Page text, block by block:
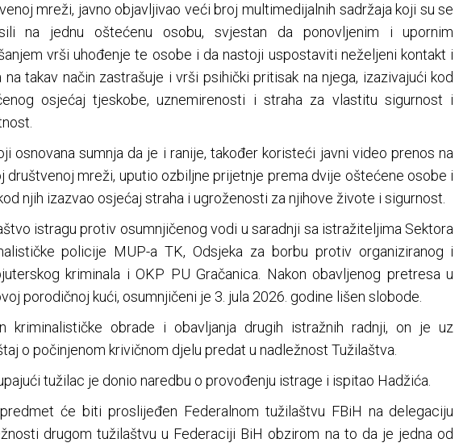
mreži, javno objavljivao veći broj multimedijalnih sadržaja koji su se
na jednu oštećenu osobu, svjestan da ponovljenim i upornim
vrši uhođenje te osobe i da nastoji uspostaviti neželjeni kontakt i
na takav način zastrašuje i vrši psihički pritisak na njega, izazivajući kod
osjećaj tjeskobe, uznemirenosti i straha za vlastitu sigurnost i
osnovana sumnja da je i ranije, također koristeći javni video prenos na
društvenoj mreži, uputio ozbiljne prijetnje prema dvije oštećene osobe i
njih izazvao osjećaj straha i ugroženosti za njihove živote i sigurnost.
istragu protiv osumnjičenog vodi u saradnji sa istražiteljima Sektora
policije MUP-a TK, Odsjeka za borbu protiv organiziranog i
kriminala i OKP PU Gračanica. Nakon obavljenog pretresa u
porodičnoj kući, osumnjičeni je 3. jula 2026. godine lišen slobode.
kriminalističke obrade i obavljanja drugih istražnih radnji, on je uz
o počinjenom krivičnom djelu predat u nadležnost Tužilaštva.
tužilac je donio naredbu o provođenju istrage i ispitao Hadžića.
će biti proslijeđen Federalnom tužilaštvu FBiH na delegaciju
drugom tužilaštvu u Federaciji BiH obzirom na to da je jedna od